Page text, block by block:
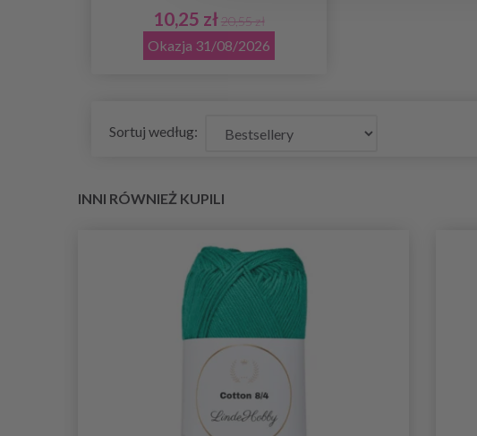
10,25 zł20,55 zł
Okazja 31/08/2026
Sortuj według:
INNI RÓWNIEŻ KUPILI